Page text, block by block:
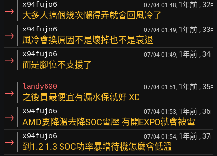
→ x94fujo6 07/04 01:48, 1年前 , 32F
大多人搞個幾次懶得弄就會回風冷了
→ x94fujo6 07/04 01:49, 1年前 , 33F
風冷會換原因不是壞掉也不是衰退
→ x94fujo6 07/04 01:49, 1年前 , 34F
而是腳位不支援了
→ landy600 07/04 01:51, 1年前 , 35F
之後買最便宜有漏水保就好 XD
→ x94fujo6 07/04 01:53, 1年前 , 36F
AMD要降溫去降SOC電壓 有開EXPO就會被電
→ x94fujo6 07/04 01:54, 1年前 , 37F
到1.2 1.3 SOC功率暴增待機怎麼會低溫